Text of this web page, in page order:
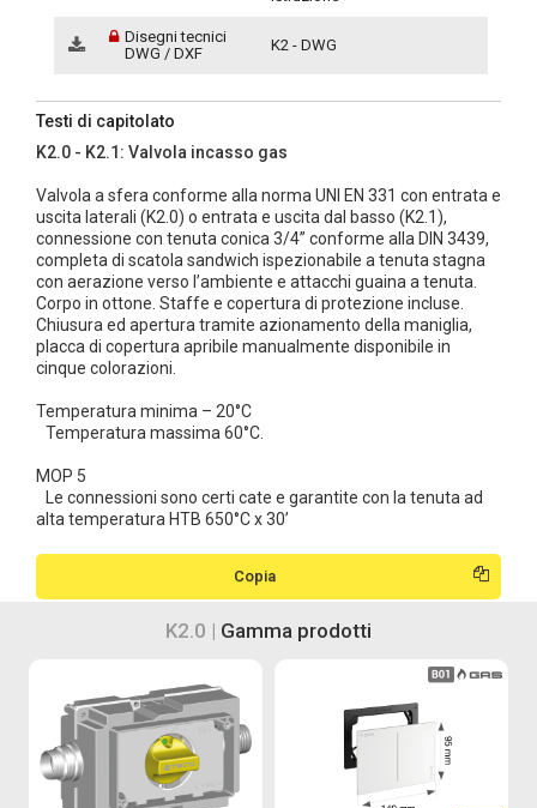
Disegni tecnici
DWG / DXF
K2 - DWG
Testi di capitolato
K2.0 - K2.1: Valvola incasso gas
Valvola a sfera conforme alla norma UNI EN 331 con entrata e
uscita laterali (K2.0) o entrata e uscita dal basso (K2.1),
connessione con tenuta conica 3/4” conforme alla DIN 3439,
completa di scatola sandwich ispezionabile a tenuta stagna
con aerazione verso l’ambiente e attacchi guaina a tenuta.
Corpo in ottone. Staffe e copertura di protezione incluse.
Chiusura ed apertura tramite azionamento della maniglia,
placca di copertura apribile manualmente disponibile in
cinque colorazioni.
Temperatura minima – 20°C
Temperatura massima 60°C.
MOP 5
Le connessioni sono certi cate e garantite con la tenuta ad
alta temperatura HTB 650°C x 30’
Copia
K2.0 | Gamma prodotti